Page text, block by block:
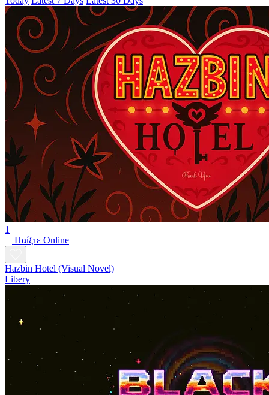
1
Παίξτε Online
Hazbin Hotel (Visual Novel)
Libery